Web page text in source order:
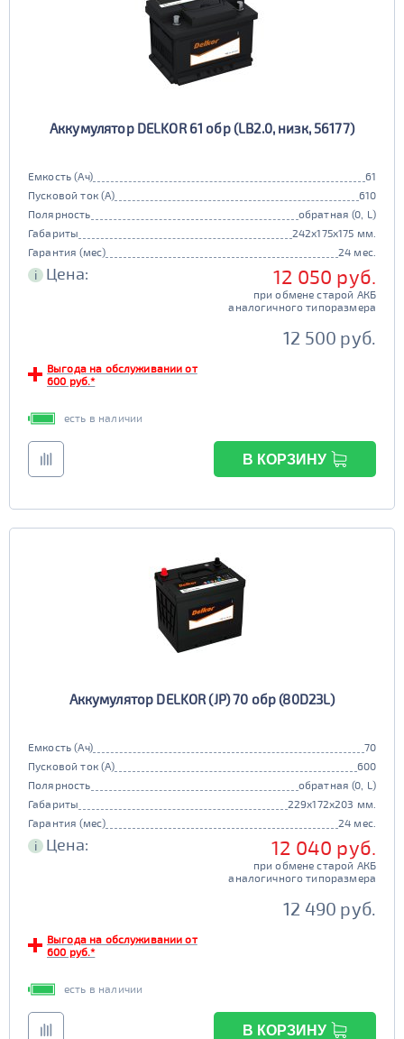
Аккумулятор DELKOR 61 обр (LB2.0, низк, 56177)
Емкость (Ач)
61
Пусковой ток (А)
610
Полярность
обратная (0, L)
Габариты
242x175x175 мм.
Гарантия (мес)
24 мес.
i Цена: 12 050 руб.
при обмене старой АКБ
аналогичного типоразмера
12 500 руб.
Выгода на обслуживании от
600 руб.*
есть в наличии
В КОРЗИНУ
Аккумулятор DELKOR (JP) 70 обр (80D23L)
Емкость (Ач)
70
Пусковой ток (А)
600
Полярность
обратная (0, L)
Габариты
229x172x203 мм.
Гарантия (мес)
24 мес.
i Цена: 12 040 руб.
при обмене старой АКБ
аналогичного типоразмера
12 490 руб.
Выгода на обслуживании от
600 руб.*
есть в наличии
В КОРЗИНУ